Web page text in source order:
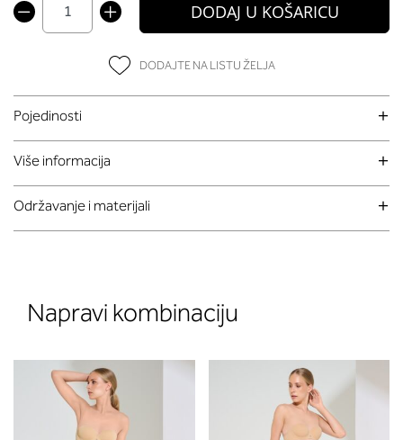
DODAJ U KOŠARICU
DODAJTE NA LISTU ŽELJA
Pojedinosti
Više informacija
Održavanje i materijali
Napravi kombinaciju